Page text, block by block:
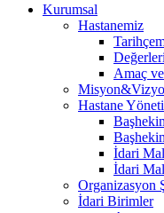
Kurumsal
Hastanemiz
Amaç
Hastane
İdari
İdari
Organizasyon
İdari Birimler